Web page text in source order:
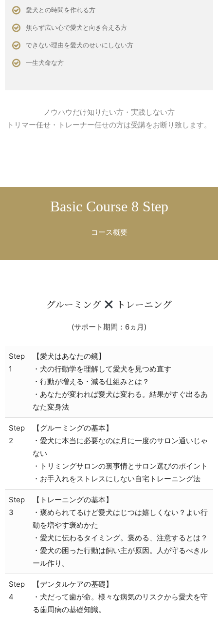
愛犬との時間を作れる方
焦らず広い心で愛犬と向き合える方
できない理由を愛犬のせいにしない方
一生犬命な方
ノウハウだけ知りたい方・実践しない方
トリマー任せ・トレーナー任せの方は受講をお断り致します。
Basic Course 8 Step
コース概要
グルーミング トレーニング
(サポート期間：6ヵ月)
Step
1
【愛犬はあなたの鏡】
・犬の行動学を理解して愛犬を見つめ直す
・行動が増える・減る仕組みとは？
・あなたが変われば愛犬は変わる。結果がすぐ出るあ
なた変身法
Step
2
【グルーミングの基本】
・愛犬に本当に必要なのは月に一度のサロン通いじゃ
ない
・トリミングサロンの裏事情とサロン選びのポイント
・お手入れをストレスにしない自宅トレーニング法
Step
3
【トレーニングの基本】
・褒められてるけど愛犬はじつは嬉しくない？よい行
動を増やす褒めかた
・愛犬に伝わるタイミング。褒める、注意するとは？
・愛犬の困った行動は飼い主が原因。人が守るべきル
ール作り。
Step
4
【デンタルケアの基礎】
・犬だって歯が命。様々な病気のリスクから愛犬を守
る歯周病の基礎知識。